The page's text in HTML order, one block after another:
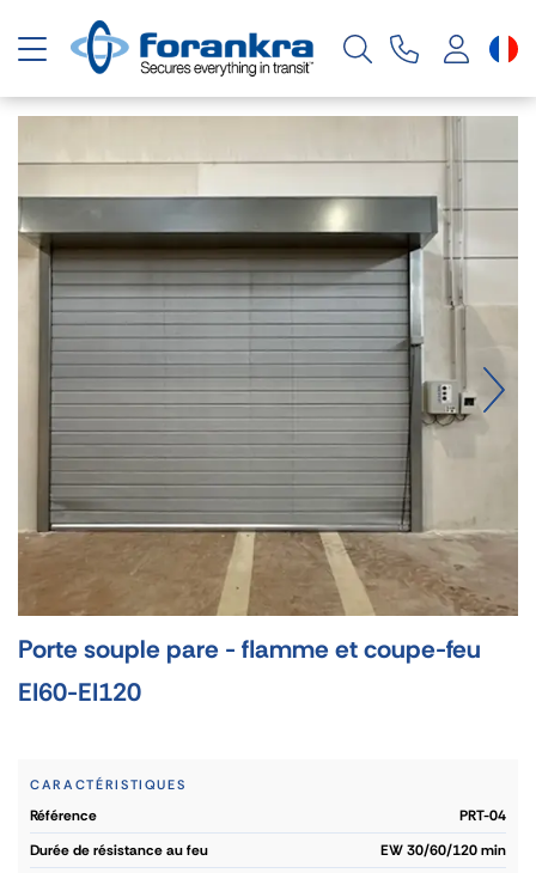
Basculer la navigation
Porte souple pare - flamme et coupe-feu
EI60-EI120
CARACTÉRISTIQUES
référence
PRT-04
durée de résistance au feu
EW 30/60/120 min